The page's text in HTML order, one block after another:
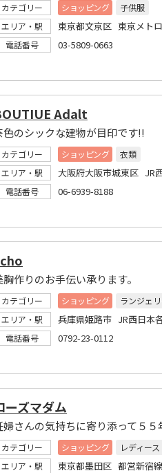
カテゴリー ショッピング
子供服
エリア・駅
東京都文京区 東京メト
電話番号 03-5809-0663
Adalt
色のシックな建物が目印です!!
カテゴリー ショッピング
衣類
エリア・駅
大阪府大阪市城東区 JR
電話番号 06-6939-8188
胸作りのお手伝い承ります。
カテゴリー ショッピング
ランジェ
エリア・駅
兵庫県姫路市 JR西日本
電話番号 0792-23-0112
ーズマダム
婦さんの気持ちに寄り添って５５
カテゴリー ショッピング
レディース
エリア・駅
東京都墨田区 都営新宿